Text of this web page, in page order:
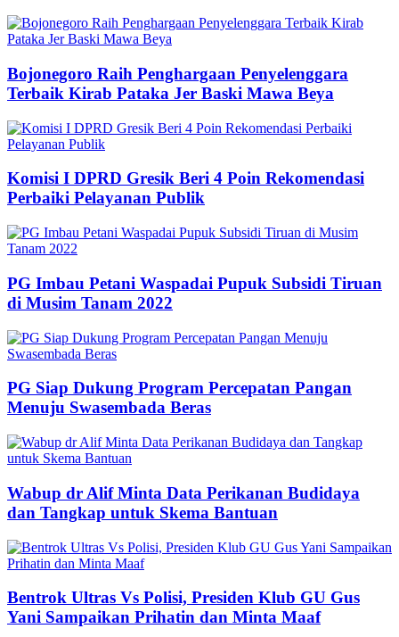
Bojonegoro Raih Penghargaan Penyelenggara
Terbaik Kirab Pataka Jer Baski Mawa Beya
Komisi I DPRD Gresik Beri 4 Poin Rekomendasi
Perbaiki Pelayanan Publik
PG Imbau Petani Waspadai Pupuk Subsidi Tiruan
di Musim Tanam 2022
PG Siap Dukung Program Percepatan Pangan
Menuju Swasembada Beras
Wabup dr Alif Minta Data Perikanan Budidaya
dan Tangkap untuk Skema Bantuan
Bentrok Ultras Vs Polisi, Presiden Klub GU Gus
Yani Sampaikan Prihatin dan Minta Maaf